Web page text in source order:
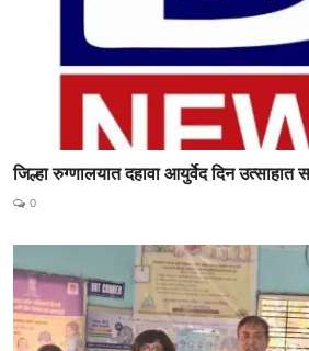
जिल्हा रुग्णालयात दहावा आयुर्वेद दिन उत्साहात
0